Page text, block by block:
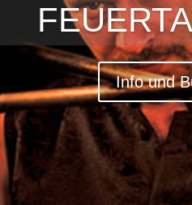
Info und